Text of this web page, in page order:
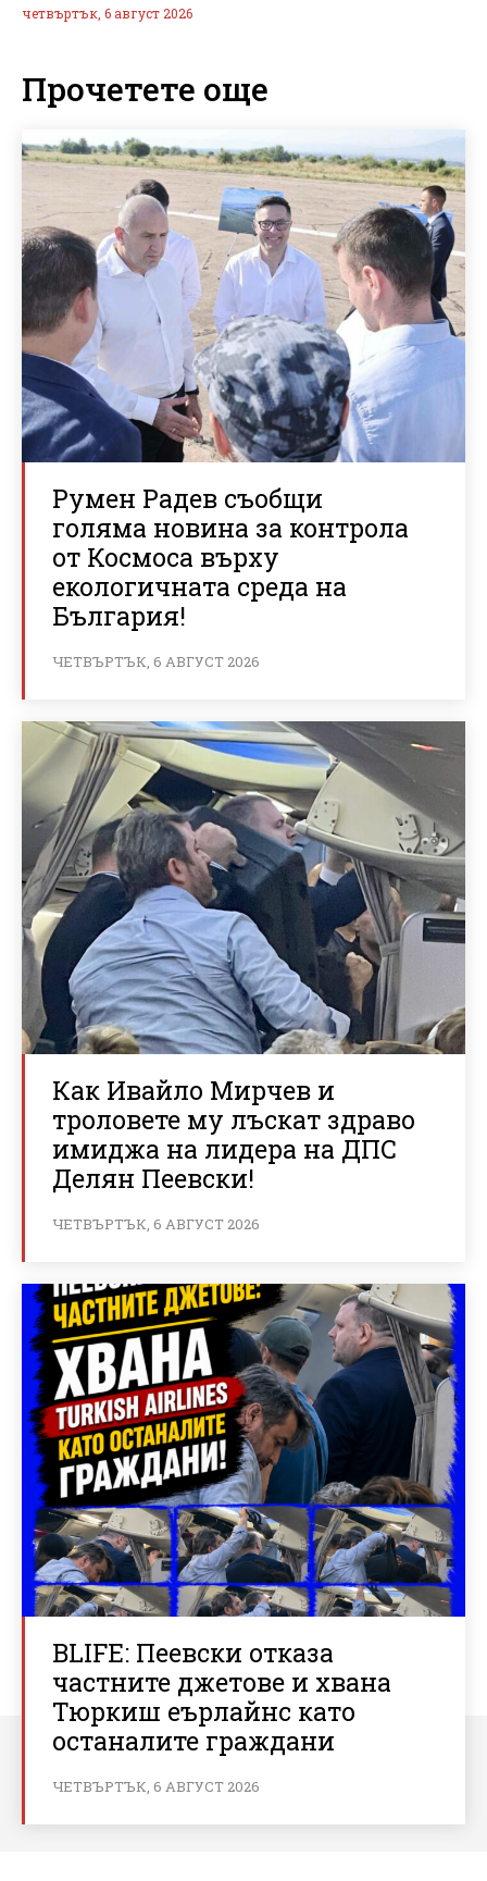
четвъртък, 6 август 2026
Прочетете още
Румен Радев съобщи
голяма новина за контрола
от Космоса върху
екологичната среда на
България!
ЧЕТВЪРТЪК, 6 АВГУСТ 2026
Как Ивайло Мирчев и
троловете му лъскат здраво
имиджа на лидера на ДПС
Делян Пеевски!
ЧЕТВЪРТЪК, 6 АВГУСТ 2026
BLIFE: Пеевски отказа
частните джетове и хвана
Тюркиш еърлайнс като
останалите граждани
ЧЕТВЪРТЪК, 6 АВГУСТ 2026